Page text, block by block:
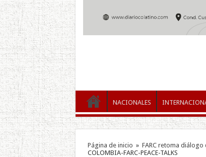
NACIONALES
Página de inicio » FARC retoma
COLOMBIA-FARC-PEACE-TALKS